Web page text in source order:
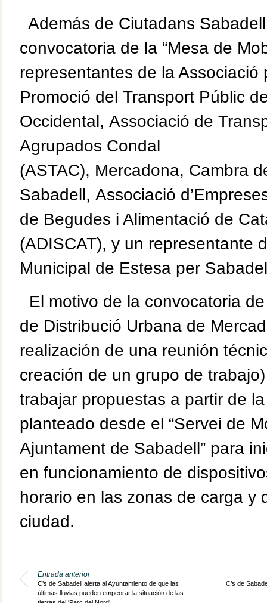
Además de Ciutadans
convocatoria de la “Mesa de
representantes de la Associació
Promoció del Transport Públic
Occidental, Associació de
Agrupados Condal
(ASTAC), Mercadona, Cambra
Sabadell, Associació
de Begudes i Alimentació de
(ADISCAT), y un representante
Municipal de Estesa per
El motivo de la convocatoria de
de Distribució Urbana de
realización de una reunión
creación de un grupo de
trabajar propuestas a partir de
planteado desde el “Servei de
Ajuntament de Sabadell” para
en funcionamiento de
horario en las zonas de carga y
ciudad.
Entrada anterior
C’s de Sabadell alerta al Ayuntamiento de que las
últimas lluvias pueden empeorar la situación de las
C’s de